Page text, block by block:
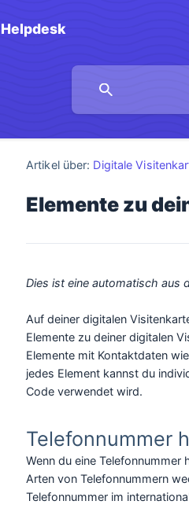
Artikel über: Digitale
Elemente zu
Dies ist eine automatisch aus
Auf deiner digitalen
Elemente zu deiner digitalen
Elemente mit Kontaktdaten
jedes Element kannst du
Code verwendet wird.
Telefonnummer
Wenn du eine
Arten von Telefonnummern
Telefonnummer im